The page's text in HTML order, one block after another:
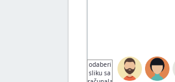
odaberi
sliku sa